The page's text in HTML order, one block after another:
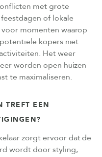
met grote
of lokale
momenten waarop
kopers niet
Het weer
worden open huizen
te maximaliseren.
TREFT EEN
zorgt ervoor dat de
wordt door styling,